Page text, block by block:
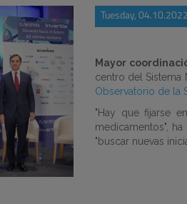
Tuesday, 04.10.2022
Mayor
centro del Sistema
Observatorio de la
"Hay que fijarse
medicamentos",
"buscar nuevas